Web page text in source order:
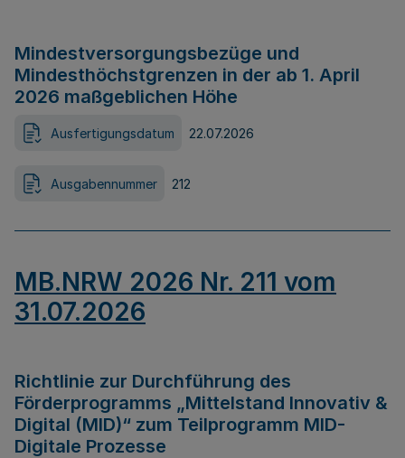
Mindestversorgungsbezüge und
Mindesthöchstgrenzen in der ab 1. April
2026 maßgeblichen Höhe
Ausfertigungsdatum 22.07.2026
Ausgabennummer 212
MB.NRW 2026 Nr. 211 vom
31.07.2026
Richtlinie zur Durchführung des
Förderprogramms „Mittelstand Innovativ &
Digital (MID)“ zum Teilprogramm MID-
Digitale Prozesse